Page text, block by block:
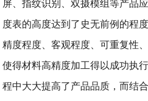
屏、指纹识别、双摄模组等产品
度表的高度达到了史无前例的程
精度程度、客观程度、可重复性
使得材料高精度加工得以成功执
程中大大提高了产品品质，而结